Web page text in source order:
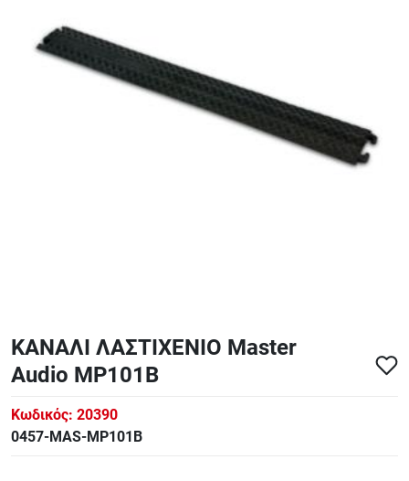
ΚΑΝΑΛΙ ΛΑΣΤΙΧΕΝΙΟ Master
Audio MP101B
Κωδικός: 20390
0457-MAS-MP101B
ΑΞΕΣΟΥΑΡ - ΑΝΤΑΛΛΑΚΤΙΚΑ ΚΙΘΑΡΑΣ ΜΠΑΣΟΥ
ΤΕΤΡΑΔΙΑ-DVD-CD